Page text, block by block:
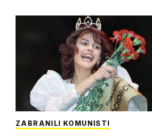
ZABRANILI KOMUNISTI